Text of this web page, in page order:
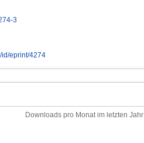
3
id/eprint/4274
Downloads pro Monat im letzten Jahr